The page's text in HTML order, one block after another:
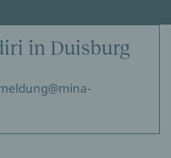
in Duisburg